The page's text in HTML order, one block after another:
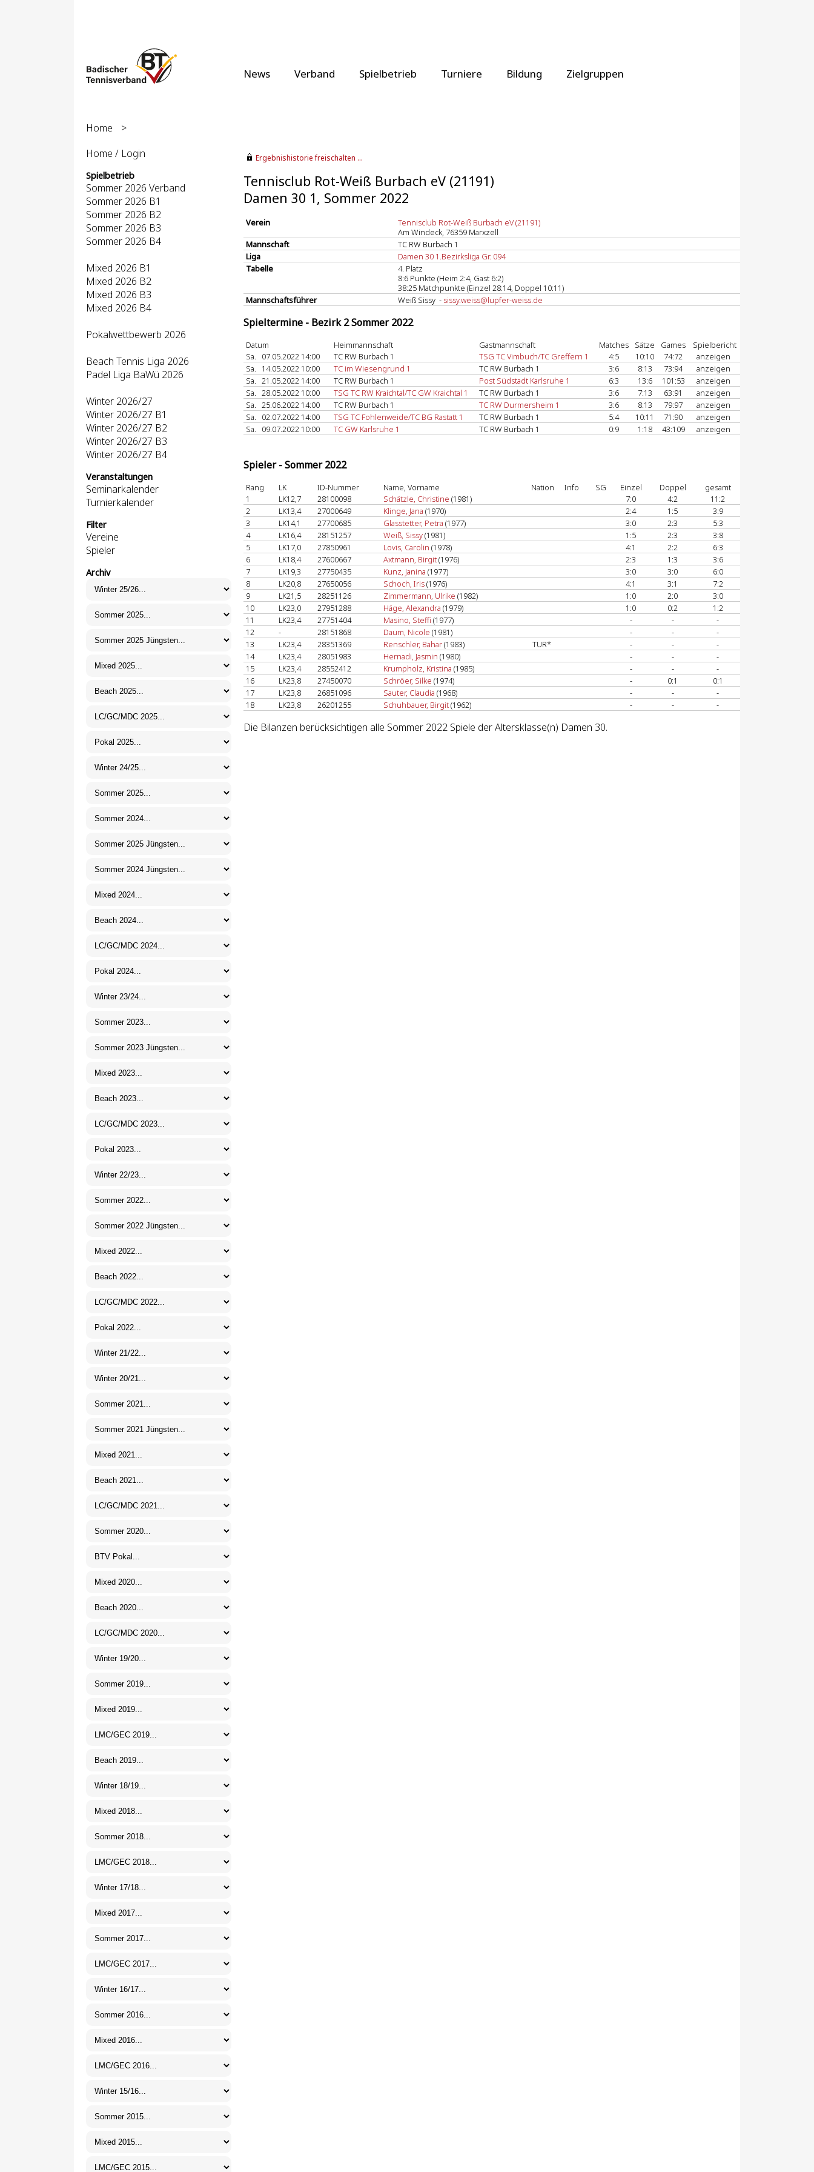
News Verband Spielbetrieb Turniere Bildung Zielgruppen
Home
>
Home / Login
Spielbetrieb
Sommer 2026 Verband
Sommer 2026 B1
Sommer 2026 B2
Sommer 2026 B3
Sommer 2026 B4
Mixed 2026 B1
Mixed 2026 B2
Mixed 2026 B3
Mixed 2026 B4
Pokalwettbewerb 2026
Beach Tennis Liga 2026
Padel Liga BaWü 2026
Winter 2026/27
Winter 2026/27 B1
Winter 2026/27 B2
Winter 2026/27 B3
Winter 2026/27 B4
Veranstaltungen
Seminarkalender
Turnierkalender
Filter
Vereine
Spieler
Archiv
Ergebnishistorie freischalten ...
Tennisclub Rot-Weiß Burbach eV (21191)
Damen 30 1, Sommer 2022
Verein
Tennisclub Rot-Weiß Burbach eV (21191)
Am Windeck, 76359 Marxzell
Mannschaft
TC RW Burbach 1
Liga
Damen 30 1.Bezirksliga Gr. 094
Tabelle
4. Platz
8:6 Punkte (Heim 2:4, Gast 6:2)
38:25 Matchpunkte (Einzel 28:14, Doppel 10:11)
Mannschaftsführer
Weiß Sissy - sissy.weiss@lupfer-weiss.de
Spieltermine - Bezirk 2 Sommer 2022
Datum Heimmannschaft Gastmannschaft Matches Sätze Games
Spielbericht
Sa.
07.05.2022 14:00 TC RW Burbach 1 TSG TC Vimbuch/TC Greffern 1 4:5 10:10 74:72
anzeigen
Sa.
14.05.2022 10:00 TC im Wiesengrund 1 TC RW Burbach 1 3:6 8:13 73:94
anzeigen
Sa. 21.05.2022 14:00 TC RW Burbach 1 Post Südstadt Karlsruhe 1 6:3 13:6 101:53
anzeigen
Sa. 28.05.2022 10:00 TSG TC RW Kraichtal/TC GW Kraichtal 1 TC RW Burbach 1 3:6 7:13 63:91
anzeigen
Sa. 25.06.2022 14:00 TC RW Burbach 1 TC RW Durmersheim 1 3:6 8:13 79:97
anzeigen
Sa.
02.07.2022 14:00 TSG TC Fohlenweide/TC BG Rastatt 1 TC RW Burbach 1 5:4 10:11 71:90
anzeigen
Sa.
09.07.2022 10:00 TC GW Karlsruhe 1 TC RW Burbach 1 0:9 1:18 43:109 anzeigen
Spieler - Sommer 2022
Rang LK ID-Nummer Name, Vorname Nation Info SG Einzel Doppel
gesamt
1
LK12,7 28100098 Schätzle, Christine (1981) 7:0 4:2
11:2
2
LK13,4 27000649 Klinge, Jana (1970) 2:4 1:5
3:9
3
LK14,1 27700685 Glasstetter, Petra (1977) 3:0 2:3
5:3
4
LK16,4 28151257 Weiß, Sissy(1981) 1:5 2:3
3:8
5
LK17,0 27850961 Lovis, Carolin (1978) 4:1 2:2
6:3
6
LK18,4 27600667 Axtmann, Birgit(1976) 2:3 1:3
3:6
7
LK19,3 27750435 Kunz, Janina (1977) 3:0 3:0
6:0
8
LK20,8 27650056 Schoch, Iris(1976) 4:1 3:1
7:2
9
LK21,5 28251126 Zimmermann, Ulrike (1982) 1:0 2:0
3:0
10
LK23,0 27951288 Häge, Alexandra (1979) 1:0 0:2
1:2
11
LK23,4 27751404 Masino, Steffi (1977) - -
-
12
- 28151868 Daum, Nicole (1981) - -
-
13
LK23,4 28351369 Renschler, Bahar(1983) TUR* - -
-
14
LK23,4 28051983 Hernadi, Jasmin (1980) - -
-
15
LK23,4 28552412 Krumpholz, Kristina (1985) - -
-
16
LK23,8 27450070 Schröer, Silke (1974) - 0:1
0:1
17
LK23,8 26851096 Sauter, Claudia (1968) - -
-
18
LK23,8 26201255 Schuhbauer, Birgit(1962) - - -
Die Bilanzen berücksichtigen alle Sommer 2022 Spiele der Altersklasse(n) Damen 30.